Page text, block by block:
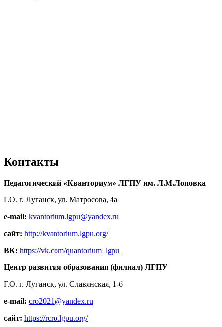
Контакты
Педагогический «Кванториум» ЛГПУ им. Л.М.Лоповка
Г.О. г. Луганск, ул. Матросова, 4а
e-mail: kvantorium.lgpu@yandex.ru
сайт: http://kvantorium.lgpu.org/
ВК: https://vk.com/quantorium_lgpu
Центр развития образования (филиал) ЛГПУ
Г.О. г. Луганск, ул. Славянская, 1-б
e-mail: cro2021@yandex.ru
сайт: https://rcro.lgpu.org/